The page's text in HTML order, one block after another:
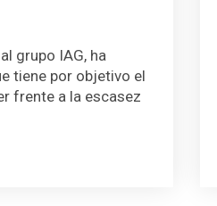
grupo IAG, ha
tiene por objetivo el
frente a la escasez